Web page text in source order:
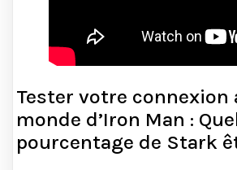
Tester votre connexion
monde d’Iron Man :
pourcentage de Stark